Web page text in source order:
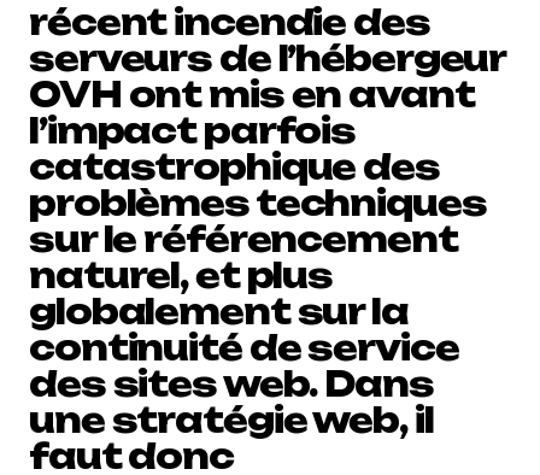
récent incendie des
serveurs de l’hébergeur
OVH ont mis en avant
l’impact parfois
catastrophique des
problèmes techniques
sur le référencement
naturel, et plus
globalement sur la
continuité de service
des sites web. Dans
une stratégie web, il
faut donc